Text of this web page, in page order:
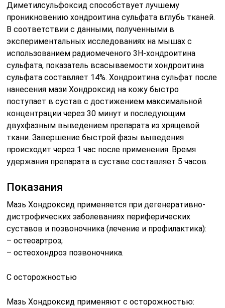
Диметилсульфоксид способствует лучшему
проникновению хондроитина сульфата вглубь тканей.
В соответствии с данными, полученными в
экспериментальных исследованиях на мышах с
использованием радиомеченого 3Н-хондроитина
сульфата, показатель всасываемости хондроитина
сульфата составляет 14%. Хондроитина сульфат после
нанесения мази Хондроксид на кожу быстро
поступает в сустав с достижением максимальной
концентрации через 30 минут и последующим
двухфазным выведением препарата из хрящевой
ткани. Завершение быстрой фазы выведения
происходит через 1 час после применения. Время
удержания препарата в суставе составляет 5 часов.
Показания
Мазь Хондроксид применяется при дегенеративно-
дистрофических заболеваниях периферических
суставов и позвоночника (лечение и профилактика):
– остеоартроз;
– остеохондроз позвоночника.
С осторожностью
Мазь Хондроксид применяют с осторожностью: